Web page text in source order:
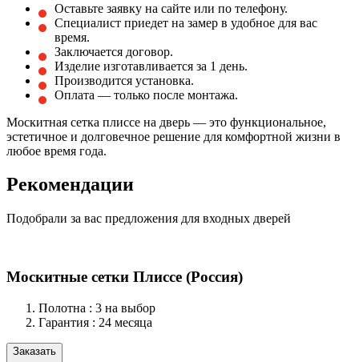
Оставьте заявку на сайте или по телефону.
Специалист приедет на замер в удобное для вас
время.
Заключается договор.
Изделие изготавливается за 1 день.
Производится установка.
Оплата — только после монтажа.
Москитная сетка плиссе на дверь — это функциональное,
эстетичное и долговечное решение для комфортной жизни в
любое время года.
Рекомендации
Подобрали за вас предложения для входных дверей
Москитные сетки Плиссе (Россия)
Полотна : 3 на выбор
Гарантия : 24 месяца
Заказать